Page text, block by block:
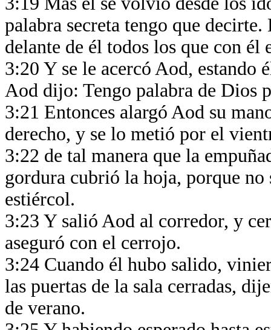
palabra secreta tengo que
delante de él todos los que con él
3:20 Y se le acercó Aod, estando
Aod dijo: Tengo palabra de Dios
3:21 Entonces alargó Aod su
derecho, y se lo metió por el
3:22 de tal manera que la
gordura cubrió la hoja, porque
estiércol.
3:23 Y salió Aod al corredor, y
aseguró con el cerrojo.
3:24 Cuando él hubo salido,
las puertas de la sala cerradas,
de verano.